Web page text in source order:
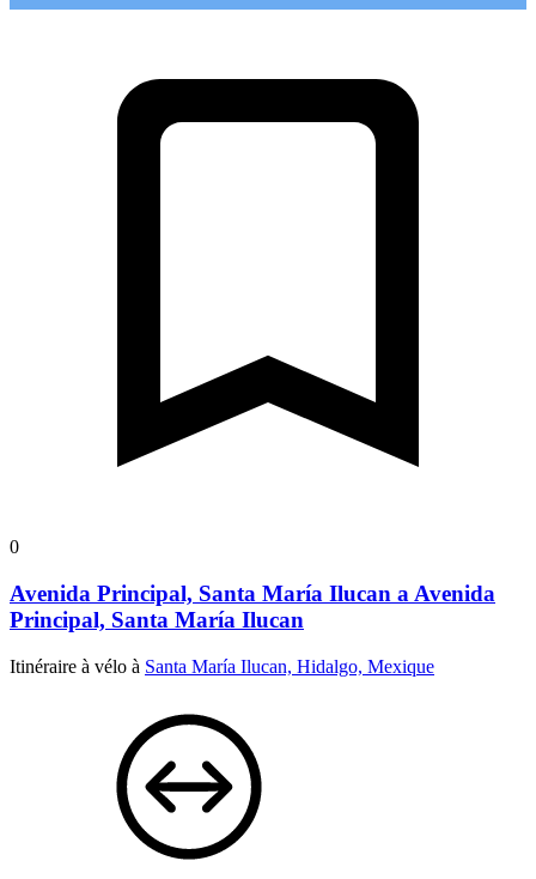
0
Avenida Principal, Santa María Ilucan a Avenida
Principal, Santa María Ilucan
Itinéraire à vélo à Santa María Ilucan, Hidalgo, Mexique